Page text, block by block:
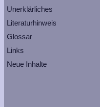
Unerklärliches
Literaturhinweis
Glossar
Links
Neue Inhalte